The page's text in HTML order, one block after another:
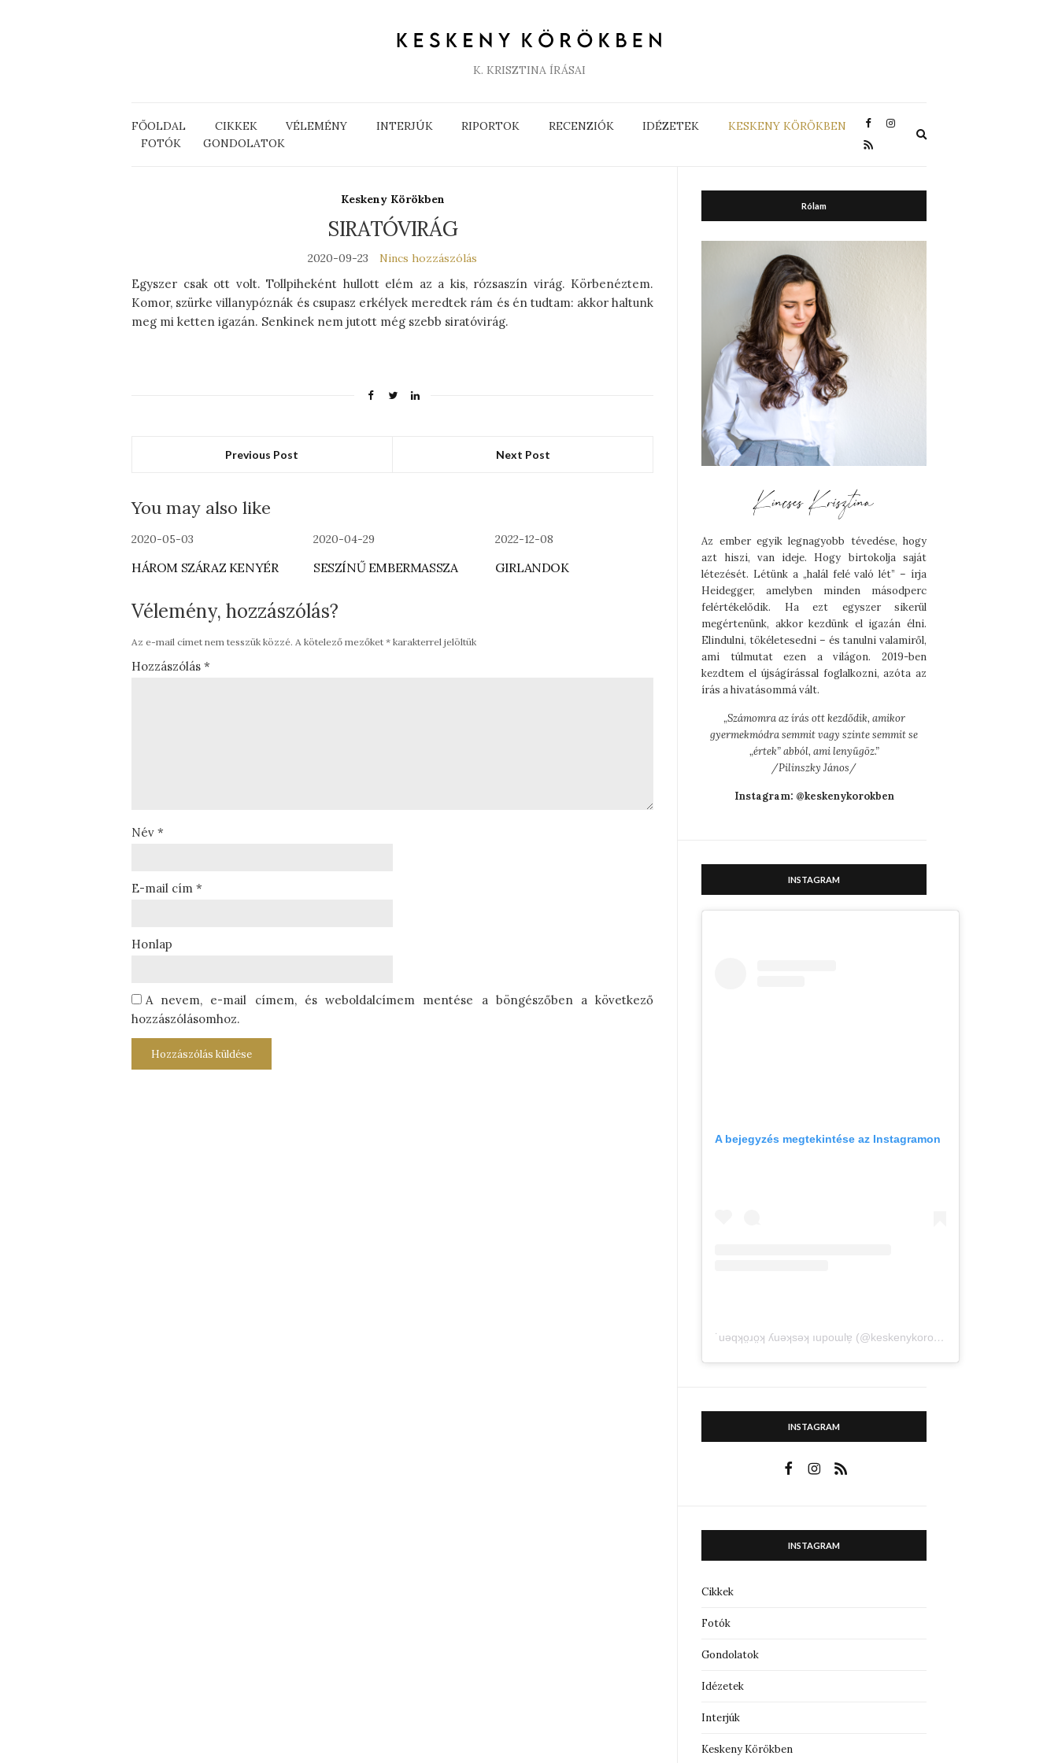
K. KRISZTINA ÍRÁSAI
FŐOLDAL CIKKEK VÉLEMÉNY INTERJÚK RIPORTOK RECENZIÓK IDÉZETEK
KESKENY KÖRÖKBEN
FOTÓK
GONDOLATOK
Keskeny Körökben
SIRATÓVIRÁG
2020-09-23 Nincs hozzászólás
Egyszer csak ott volt. Tollpiheként hullott elém az a kis, rózsaszín virág. Körbenéztem.
Komor, szürke villanypóznák és csupasz erkélyek meredtek rám és én tudtam: akkor haltunk
meg mi ketten igazán. Senkinek nem jutott még szebb siratóvirág.
Previous Post Next Post
You may also like
2020-05-03
HÁROM SZÁRAZ KENYÉR
2020-04-29
SESZÍNŰ EMBERMASSZA
2022-12-08
GIRLANDOK
Vélemény, hozzászólás?
Az e-mail címet nem tesszük közzé. A kötelező mezőket * karakterrel jelöltük
Hozzászólás *
Név *
E-mail cím *
Honlap
A nevem, e-mail címem, és weboldalcímem mentése a böngészőben a következő
hozzászólásomhoz.
Rólam
Az ember egyik legnagyobb tévedése, hogy
azt hiszi, van ideje. Hogy birtokolja saját
létezését. Létünk a „halál felé való lét” – írja
Heidegger, amelyben minden másodperc
felértékelődik. Ha ezt egyszer sikerül
megértenünk, akkor kezdünk el igazán élni.
Elindulni, tökéletesedni – és tanulni valamiről,
ami túlmutat ezen a világon. 2019-ben
kezdtem el újságírással foglalkozni, azóta az
írás a hivatásommá vált.
„Számomra az írás ott kezdődik, amikor
gyermekmódra semmit vagy szinte semmit se
„értek” abból, ami lenyűgöz.”
/Pilinszky János/
Instagram: @keskenykorokben
INSTAGRAM
A bejegyzés megtekintése az Instagramon
˙uǝqʞo̤ɹo̤ʞ ʎuǝʞsǝʞ ıupoɯlɐ̗ (@keskenykorokben) által megosztott bejegyzés
INSTAGRAM
INSTAGRAM
Cikkek
Fotók
Gondolatok
Idézetek
Interjúk
Keskeny Körökben